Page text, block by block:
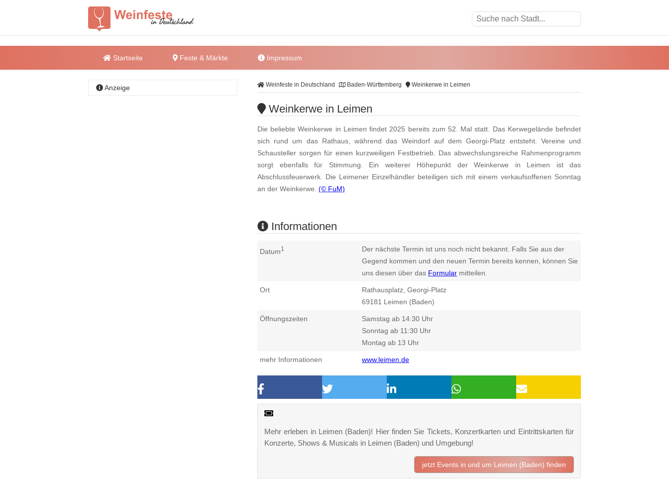
Startseite Feste & Märkte Impressum
Weinfeste in Deutschland Baden-Württemberg Weinkerwe in Leimen
Weinkerwe in Leimen
Die beliebte Weinkerwe in Leimen findet 2025 bereits zum 52. Mal statt. Das Kerwegelände befindet
sich rund um das Rathaus, während das Weindorf auf dem Georgi-Platz entsteht. Vereine und
Schausteller sorgen für einen kurzweiligen Festbetrieb. Das abwechslungsreiche Rahmenprogramm
sorgt ebenfalls für Stimmung. Ein weiterer Höhepunkt der Weinkerwe in Leimen ist das
Abschlussfeuerwerk. Die Leimener Einzelhändler beteiligen sich mit einem verkaufsoffenen Sonntag
an der Weinkerwe. (© FuM)
Informationen
Datum1
Der nächste Termin ist uns noch nicht bekannt. Falls Sie aus der
Gegend kommen und den neuen Termin bereits kennen, können Sie
uns diesen über das Formular mitteilen.
Ort
Rathausplatz, Georgi-Platz
69181 Leimen (Baden)
Öffnungszeiten
Samstag ab 14:30 Uhr
Sonntag ab 11:30 Uhr
Montag ab 13 Uhr
mehr Informationen www.leimen.de
Mehr erleben in Leimen (Baden)! Hier finden Sie Tickets, Konzertkarten und Eintrittskarten für
Konzerte, Shows & Musicals in Leimen (Baden) und Umgebung!
jetzt Events in und um Leimen (Baden) finden
Anzeige